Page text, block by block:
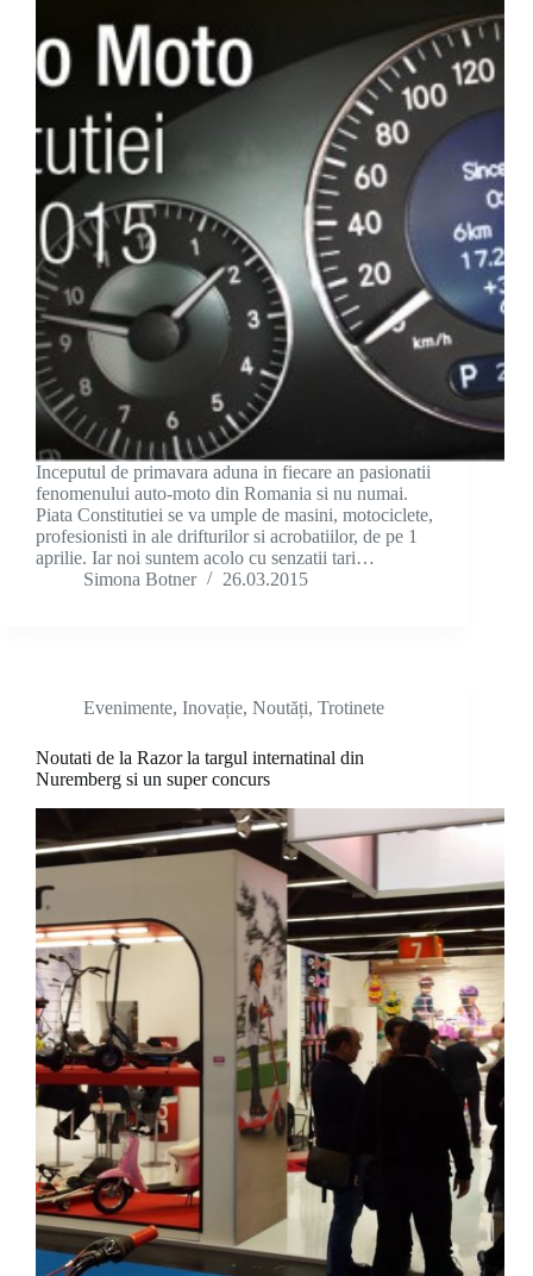
Inceputul de primavara aduna in fiecare an pasionatii
fenomenului auto-moto din Romania si nu numai.
Piata Constitutiei se va umple de masini, motociclete,
profesionisti in ale drifturilor si acrobatiilor, de pe 1
aprilie. Iar noi suntem acolo cu senzatii tari…
Simona Botner
26.03.2015
Evenimente, Inovație, Noutăți, Trotinete
Noutati de la Razor la targul internatinal din
Nuremberg si un super concurs